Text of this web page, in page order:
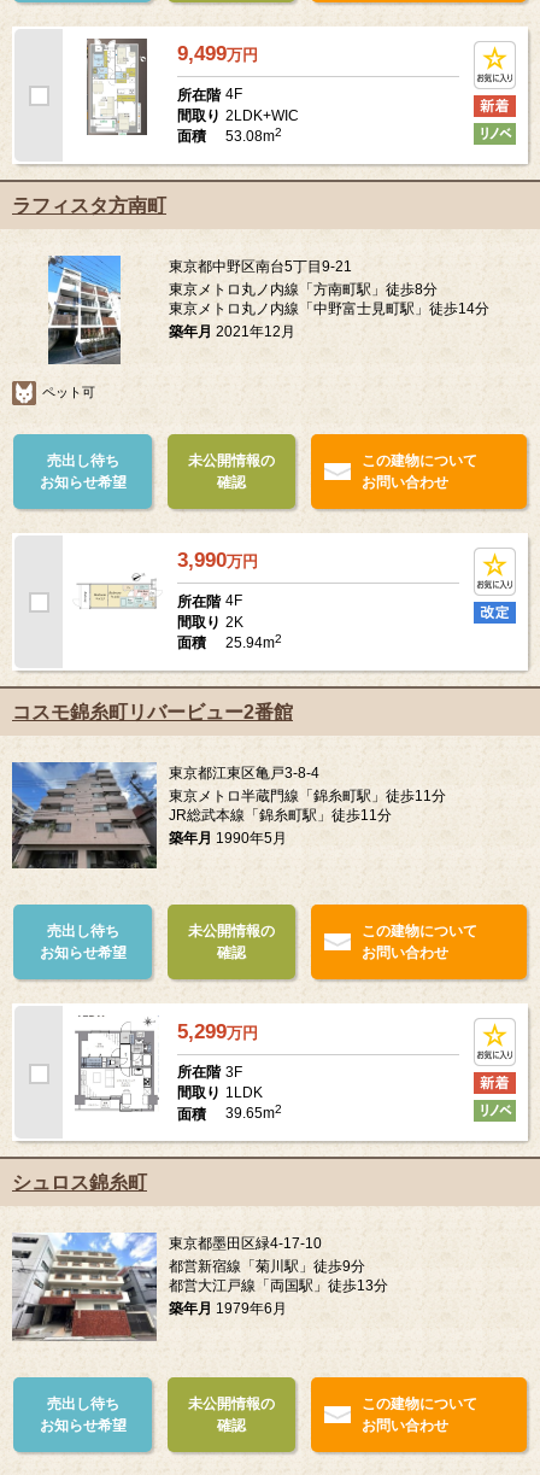
9,499万円
所在階 4F
間取り 2LDK+WIC
面積
53.08m2
ラフィスタ方南町
東京都中野区南台5丁目9-21
東京メトロ丸ノ内線「方南町駅」徒歩8分
東京メトロ丸ノ内線「中野富士見町駅」徒歩14分
築年月 2021年12月
ペット可
売出し待ち
お知らせ希望
未公開情報の
確認
この建物について
お問い合わせ
3,990万円
所在階 4F
間取り 2K
面積
25.94m2
コスモ錦糸町リバービュー2番館
東京都江東区亀戸3-8-4
東京メトロ半蔵門線「錦糸町駅」徒歩11分
JR総武本線「錦糸町駅」徒歩11分
築年月 1990年5月
売出し待ち
お知らせ希望
未公開情報の
確認
この建物について
お問い合わせ
5,299万円
所在階 3F
間取り 1LDK
面積
39.65m2
シュロス錦糸町
東京都墨田区緑4-17-10
都営新宿線「菊川駅」徒歩9分
都営大江戸線「両国駅」徒歩13分
築年月 1979年6月
売出し待ち
お知らせ希望
未公開情報の
確認
この建物について
お問い合わせ